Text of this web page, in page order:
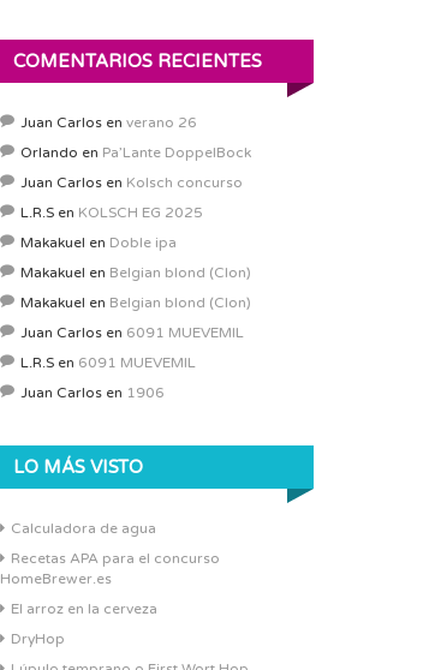
COMENTARIOS RECIENTES
Juan Carlos en verano 26
Orlando en Pa’Lante DoppelBock
Juan Carlos en Kolsch concurso
L.R.S en KOLSCH EG 2025
Makakuel en Doble ipa
Makakuel en Belgian blond (Clon)
Makakuel en Belgian blond (Clon)
Juan Carlos en 6091 MUEVEMIL
L.R.S en 6091 MUEVEMIL
Juan Carlos en 1906
LO MÁS VISTO
Calculadora de agua
Recetas APA para el concurso
HomeBrewer.es
El arroz en la cerveza
DryHop